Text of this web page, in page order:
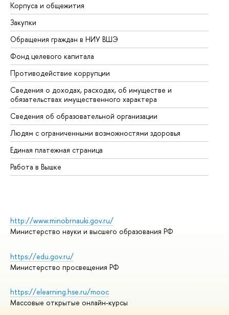
Корпуса и общежития
Закупки
Обращения граждан в НИУ ВШЭ
Фонд целевого капитала
Противодействие коррупции
Сведения о доходах, расходах, об имуществе и
обязательствах имущественного характера
Сведения об образовательной организации
Людям с ограниченными возможностями здоровья
Единая платежная страница
Работа в Вышке
http://www.minobrnauki.gov.ru/
Министерство науки и высшего образования РФ
https://edu.gov.ru/
Министерство просвещения РФ
https://elearning.hse.ru/mooc
Массовые открытые онлайн-курсы